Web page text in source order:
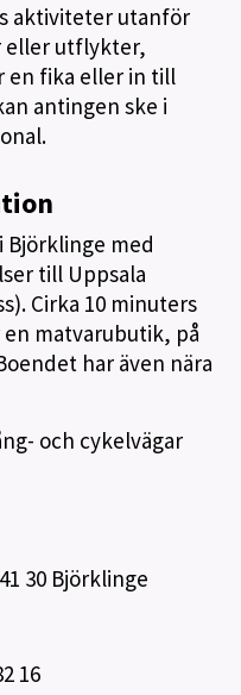
aktiviteter utanför
eller utflykter,
en fika eller in till
antingen ske i
Björklinge med
till Uppsala
Cirka 10 minuters
matvarubutik, på
har även nära
och cykelvägar
30 Björklinge
16